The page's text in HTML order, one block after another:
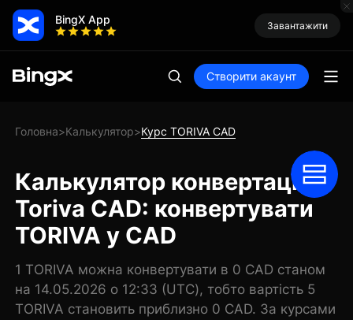
BingX App Завантажити
Створити акаунт
Головна>Калькулятор>Курс TORIVA CAD
Калькулятор конвертації
Toriva CAD: конвертувати
TORIVA у CAD
1 TORIVA можна конвертувати в 0 CAD станом
на 14.05.2026 о 12:33 (UTC), тобто вартість 5
TORIVA становить приблизно 0 CAD. За курсами